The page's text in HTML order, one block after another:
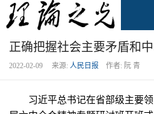
正确把握社会主要矛盾和
2022-02-09 来源: 人民日报 作者: 阮 青
习近平总书记在省部级主要领